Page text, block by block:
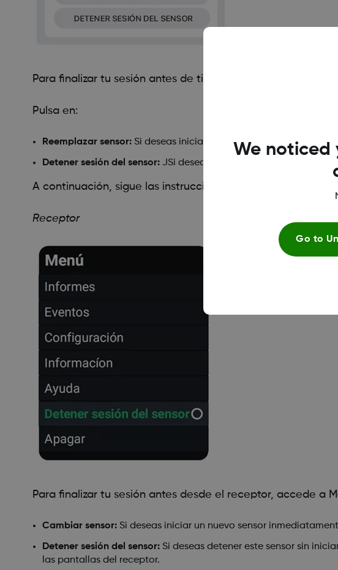
Para finalizar tu sesión antes de tiempo desde la
Pulsa en:
Reemplazar sensor:Si deseas iniciar un nuevo sensor
Detener sesión del sensor:JSi deseas detener este sensor sin
A continuación, sigue las instrucciones que aparecen en
Receptor
Para finalizar tu sesión antes desde el receptor, accede a
Cambiar sensor:Si deseas iniciar un nuevo sensor
Detener sesión del sensor:Si deseas detener este sensor sin
las pantallas del receptor.
We noticed
Go to